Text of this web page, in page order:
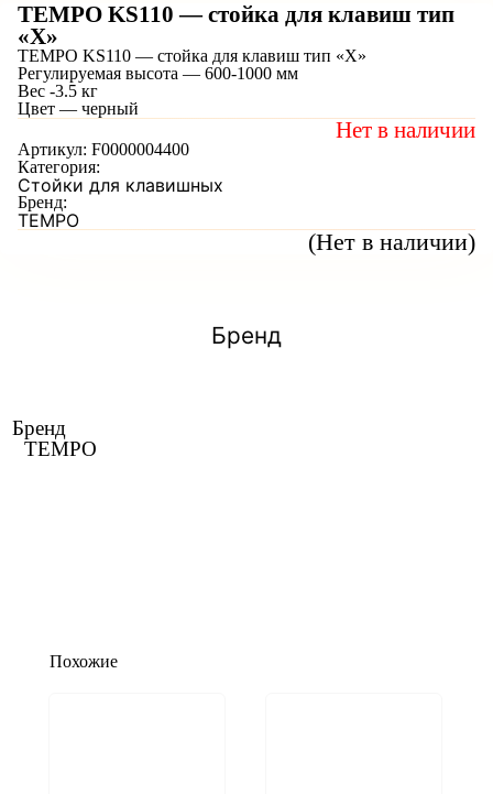
TEMPO KS110 — стойка для клавиш тип
«Х»
(Нет в наличии)
TEMPO KS110 — стойка для клавиш тип «Х»
Регулируемая высота — 600-1000 мм
Вес -3.5 кг
Цвет — черный
Нет в наличии
Артикул: F0000004400
Категория:
Стойки для клавишных
Бренд:
TEMPO
Бренд
Бренд
TEMPO
Похожие